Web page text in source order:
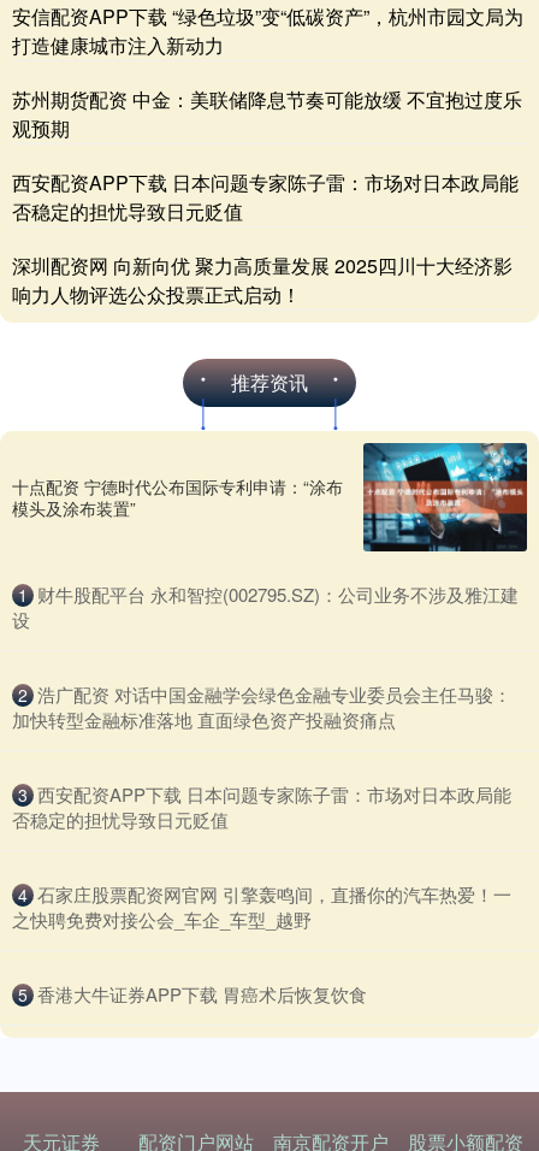
安信配资APP下载 “绿色垃圾”变“低碳资产”，杭州市园文局为
打造健康城市注入新动力
苏州期货配资 中金：美联储降息节奏可能放缓 不宜抱过度乐
观预期
西安配资APP下载 日本问题专家陈子雷：市场对日本政局能
否稳定的担忧导致日元贬值
深圳配资网 向新向优 聚力高质量发展 2025四川十大经济影
响力人物评选公众投票正式启动！
推荐资讯
十点配资 宁德时代公布国际专利申请：“涂布
模头及涂布装置”
1 ​财牛股配平台 永和智控(002795.SZ)：公司业务不涉及雅江建
设
2 ​浩广配资 对话中国金融学会绿色金融专业委员会主任马骏：
加快转型金融标准落地 直面绿色资产投融资痛点
3 ​西安配资APP下载 日本问题专家陈子雷：市场对日本政局能
否稳定的担忧导致日元贬值
4 ​石家庄股票配资网官网 引擎轰鸣间，直播你的汽车热爱！一
之快聘免费对接公会_车企_车型_越野
5 ​香港大牛证券APP下载 胃癌术后恢复饮食
天元证券 配资门户网站 南京配资开户 股票小额配资